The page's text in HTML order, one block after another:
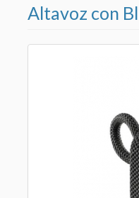
Altavoz con